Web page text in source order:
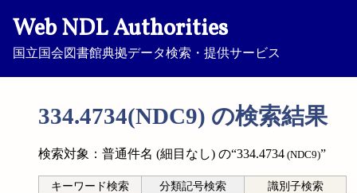
Web NDL Authorities
国立国会図書館典拠データ検索・提供サービス
334.4734(NDC9) の検索結果
検索対象：普通件名 (細目なし) の“334.4734 (NDC9)”
キーワード検索 分類記号検索 識別子検索